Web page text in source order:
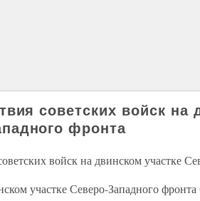
советских войск на
фронта
войск на двинском участке
участке Северо-Западного